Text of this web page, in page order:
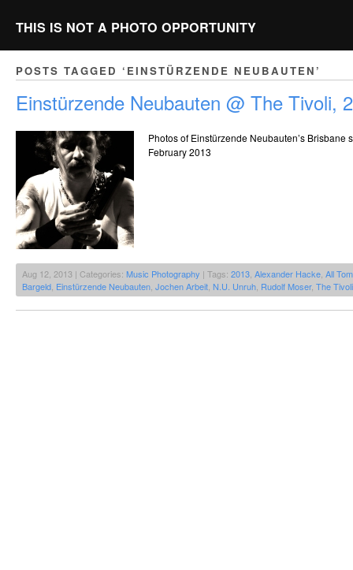
THIS IS NOT A PHOTO OPPORTUNITY
POSTS TAGGED ‘EINSTÜRZENDE NEUBAUTEN’
Einstürzende Neubauten @ The Tivoli,
Photos of Einstürzende Neubauten’s Brisbane
February 2013
Aug 12, 2013 | Categories: Music Photography | Tags: 2013 Alexander Hacke All
Bargeld Einstürzende Neubauten Jochen Arbeit N.U. Unruh Rudolf Moser, The Tivoli